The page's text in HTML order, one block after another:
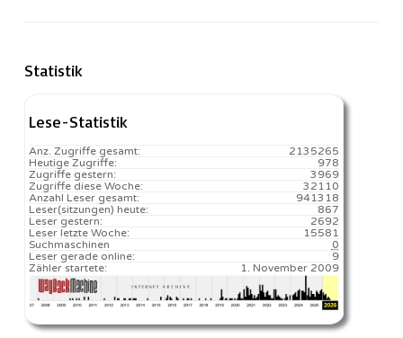
Statistik
Lese-Statistik
2135265
Anz. Zugriffe gesamt:
978
Heutige Zugriffe:
3969
Zugriffe gestern:
32110
Zugriffe diese Woche:
941318
Anzahl Leser gesamt:
867️
Leser(sitzungen) heute:
2692
Leser gestern:
15581️
Leser letzte Woche:
0
Suchmaschinen
9
Leser gerade online:
1. November 2009
Zähler startete: